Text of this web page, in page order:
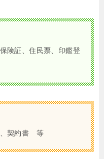
険証、住民票、印鑑登
、契約書 等